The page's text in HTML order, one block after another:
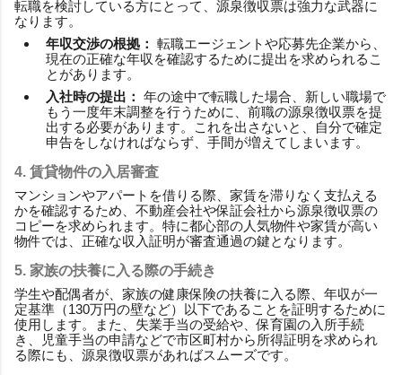
転職を検討している方にとって、源泉徴収票は強力な武器に
なります。
年収交渉の根拠： 転職エージェントや応募先企業から、
現在の正確な年収を確認するために提出を求められるこ
とがあります。
入社時の提出： 年の途中で転職した場合、新しい職場で
もう一度年末調整を行うために、前職の源泉徴収票を提
出する必要があります。これを出さないと、自分で確定
申告をしなければならず、手間が増えてしまいます。
4. 賃貸物件の入居審査
マンションやアパートを借りる際、家賃を滞りなく支払える
かを確認するため、不動産会社や保証会社から源泉徴収票の
コピーを求められます。特に都心部の人気物件や家賃が高い
物件では、正確な収入証明が審査通過の鍵となります。
5. 家族の扶養に入る際の手続き
学生や配偶者が、家族の健康保険の扶養に入る際、年収が一
定基準（130万円の壁など）以下であることを証明するために
使用します。また、失業手当の受給や、保育園の入所手続
き、児童手当の申請などで市区町村から所得証明を求められ
る際にも、源泉徴収票があればスムーズです。